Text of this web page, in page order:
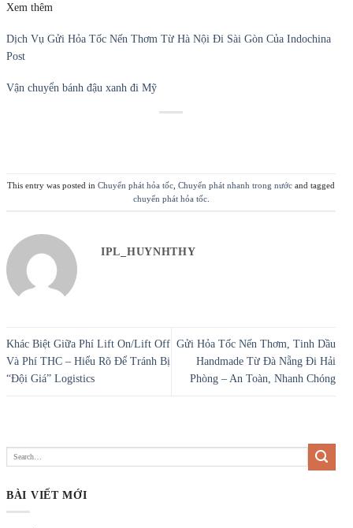
Xem thêm
Dịch Vụ Gửi Hỏa Tốc Nến Thơm Từ Hà Nội Đi Sài Gòn Của Indochina
Post
Vận chuyển bánh đậu xanh đi Mỹ
This entry was posted in Chuyển phát hỏa tốc Chuyển phát nhanh trong nước and tagged
chuyển phát hỏa tốc.
IPL_HUYNHTHY
Khác Biệt Giữa Phí Lift On/Lift Off
Và Phí THC – Hiểu Rõ Để Tránh Bị
“Đội Giá” Logistics
Gửi Hỏa Tốc Nến Thơm, Tinh Dầu
Handmade Từ Đà Nẵng Đi Hải
Phòng – An Toàn, Nhanh Chóng
BÀI VIẾT MỚI